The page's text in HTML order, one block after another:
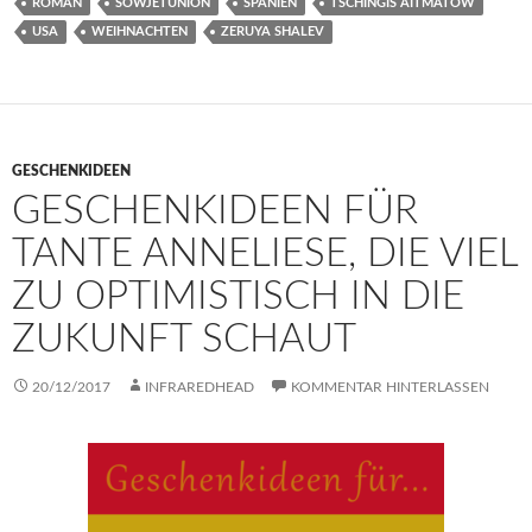
ROMAN SOWJETUNION SPANIEN TSCHINGIS AITMATOW
USA WEIHNACHTEN ZERUYA SHALEV
GESCHENKIDEEN
GESCHENKIDEEN FÜR
TANTE ANNELIESE, DIE VIEL
ZU OPTIMISTISCH IN DIE
ZUKUNFT SCHAUT
20/12/2017 INFRAREDHEAD KOMMENTAR HINTERLASSEN